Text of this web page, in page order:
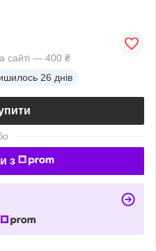
сайті — 400 ₴
26 днів
з